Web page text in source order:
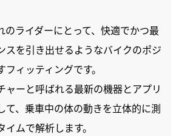
ライダーにとって、快適でかつ最
スを引き出せるようなバイクのポジ
ィッティングです。
ャーと呼ばれる最新の機器とアプリ
て、乗車中の体の動きを立体的に測
ムで解析します。